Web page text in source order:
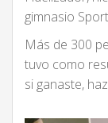
gimnasio
Más de 300
tuvo como
si ganaste,